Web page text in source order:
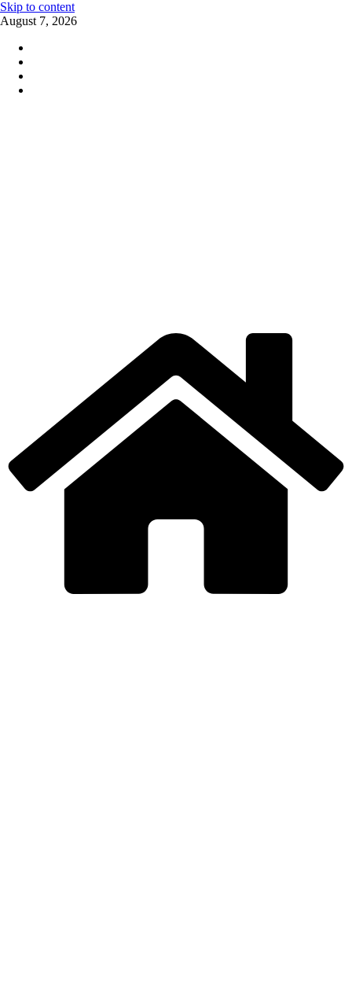
Skip to content
August 7, 2026